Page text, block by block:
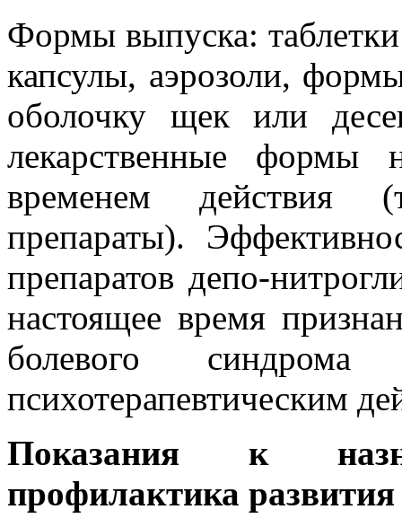
Формы выпуска:
капсулы, аэрозоли,
оболочку щек или
лекарственные формы
временем действия
препараты).
препаратов депо-
настоящее время
болевого
психотерапевтическим
Показания к
профилактика